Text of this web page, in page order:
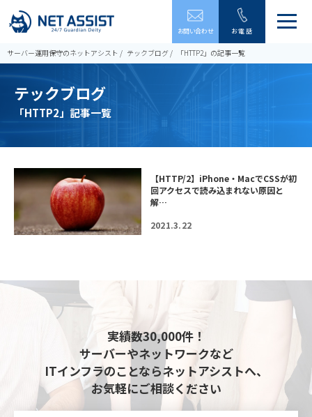
お問い合わせ お電話
メ
ー
サーバー運用保守のネットアシスト テックブログ 「HTTP2」の記事一覧
テックブログ
「HTTP2」記事一覧
【HTTP/2】iPhone・MacでCSSが初
回アクセスで読み込まれない原因と
解…
2021.3.22
実績数30,000件！
サーバーやネットワークなど
ITインフラのことならネットアシストへ、
お気軽にご相談ください